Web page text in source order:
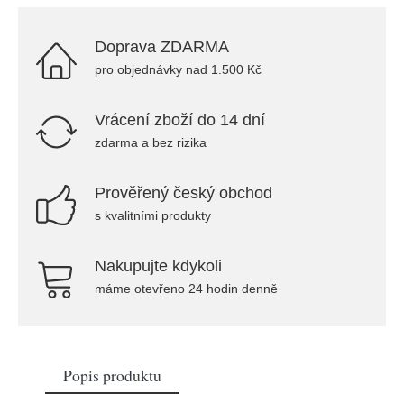
Doprava ZDARMA
pro objednávky nad 1.500 Kč
Vrácení zboží do 14 dní
zdarma a bez rizika
Prověřený český obchod
s kvalitními produkty
Nakupujte kdykoli
máme otevřeno 24 hodin denně
Popis produktu